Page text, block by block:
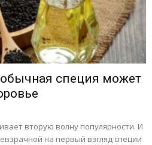
специя может
вторую волну популярности. И
на первый взгляд специи